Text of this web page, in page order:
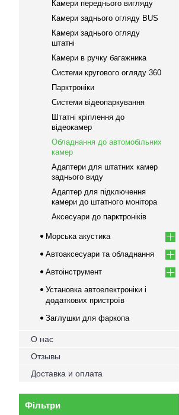
Камери переднього вигляду
Камери заднього огляду BUS
Камери заднього огляду
штатні
Камери в ручку багажника
Системи кругового огляду 360
Парктроніки
Системи відеопаркування
Штатні кріплення до
відеокамер
Обладнання до автомобільних
камер
Адаптери для штатних камер
заднього виду
Адаптер для підключення
камери до штатного монітора
Аксесуари до парктроніків
Морська акустика
Автоаксесуари та обладнання
Автоінструмент
Установка автоелектроніки і
додаткових пристроїв
Заглушки для фаркопа
О нас
Отзывы
Доставка и оплата
Фільтри